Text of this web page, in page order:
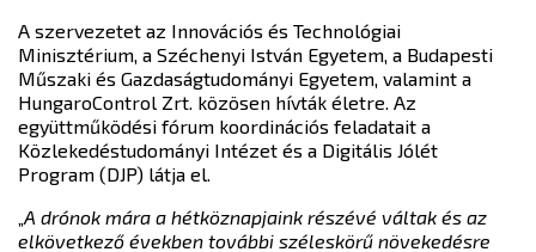
A szervezetet az Innovációs és Technológiai
Minisztérium, a Széchenyi István Egyetem, a Budapesti
Műszaki és Gazdaságtudományi Egyetem, valamint a
HungaroControl Zrt. közösen hívták életre. Az
együttműködési fórum koordinációs feladatait a
Közlekedéstudományi Intézet és a Digitális Jólét
Program (DJP) látja el.
„A drónok mára a hétköznapjaink részévé váltak és az
elkövetkező években további széleskörű növekedésre